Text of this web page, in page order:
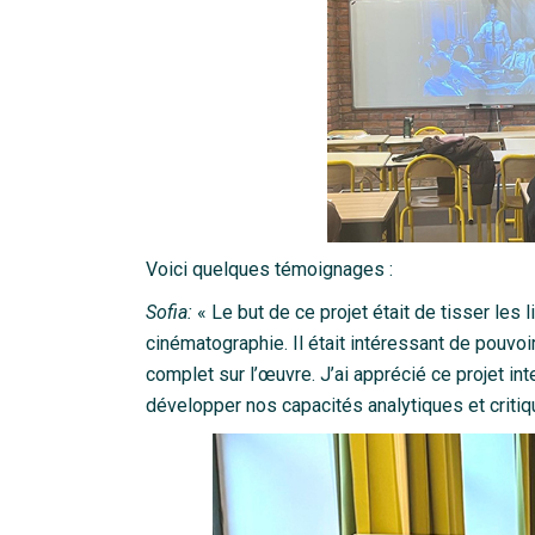
Voici quelques témoignages :
Sofia: « Le but de ce projet était de tisser les
cinématographie. Il était intéressant de
complet sur l’œuvre. J’ai apprécié ce projet
développer nos capacités analytiques et